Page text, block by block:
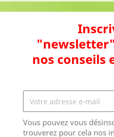
nos conseils
Vous pouvez vous
trouverez pour cela nos